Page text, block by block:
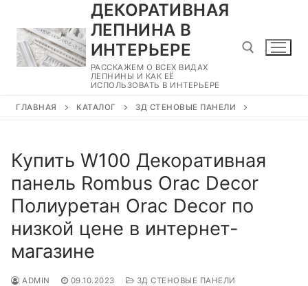
содержимому
ДЕКОРАТИВНАЯ
ЛЕПНИНА В
ИНТЕРЬЕРЕ
РАССКАЖЕМ О ВСЕХ ВИДАХ
ЛЕПНИНЫ И КАК ЕЁ
ИСПОЛЬЗОВАТЬ В ИНТЕРЬЕРЕ
Найти:
ГЛАВНАЯ КАТАЛОГ 3Д СТЕНОВЫЕ ПАНЕЛИ
Купить W100 Декоративная
панель Rombus Orac Decor
Полиуретан Orac Decor по
низкой цене в интернет-
магазине
ADMIN 09.10.2023 3Д СТЕНОВЫЕ ПАНЕЛИ